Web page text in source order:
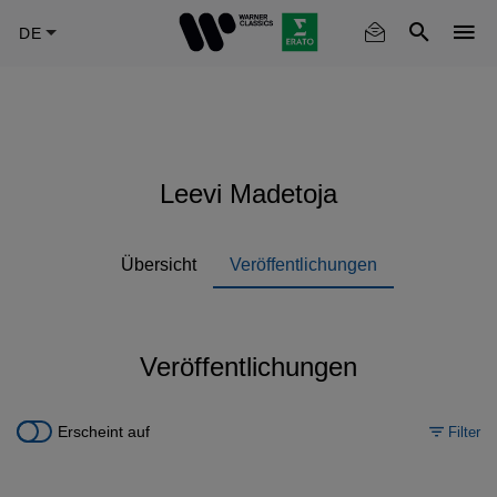
Leevi Madetoja
Übersicht Veröffentlichungen
Veröffentlichungen
Erscheint auf Filter